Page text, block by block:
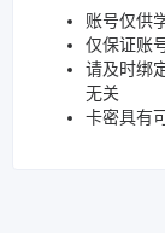
账号仅供
仅保证账
请及时绑
无关
卡密具有